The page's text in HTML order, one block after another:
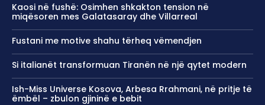
Kaosi në fushë: Osimhen shkakton tension në
miqësoren mes Galatasaray dhe Villarreal
Fustani me motive shahu tërheq vëmendjen
Si italianët transformuan Tiranën në një qytet modern
Ish-Miss Universe Kosova, Arbesa Rrahmani, në pritje të
ëmbël – zbulon gjininë e bebit